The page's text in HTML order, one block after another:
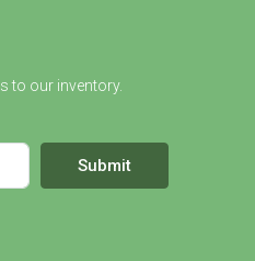
to our inventory.
Submit